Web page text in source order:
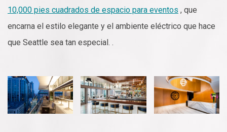
10,000 pies cuadrados de espacio para eventos , que
encarna el estilo elegante y el ambiente eléctrico que hace
que Seattle sea tan especial. .